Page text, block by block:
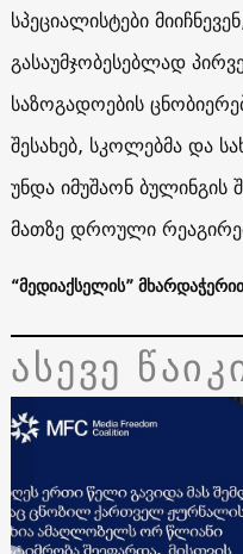
სპეციალისტები
გასაუმჯობესებლად
საზოგადოების
შესახებ, სკოლებმა და
უნდა იმუშაონ ბულინგის
მათზე დროული
“მედიაქსელის”
ასევე